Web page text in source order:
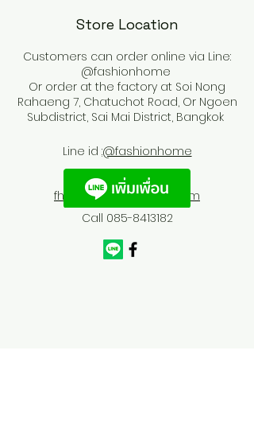
Store Location
Customers can order online via Line:
@fashionhome
Or order at the factory at Soi Nong
Rahaeng 7, Chatuchot Road, Or Ngoen
Subdistrict, Sai Mai District, Bangkok
Line id :@fashionhome
fhfurnitures@outlook.com
Call 085-8413182